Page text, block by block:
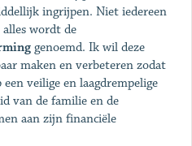
ingrijpen. Niet iedereen
wordt de
genoemd. Ik wil deze
maken en verbeteren zodat
veilige en laagdrempelige
van de familie en de
aan zijn financiële